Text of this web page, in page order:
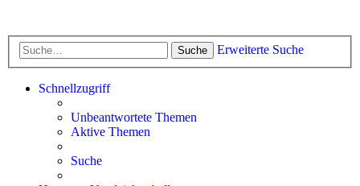
Suche Erweiterte Suche
Schnellzugriff
Unbeantwortete Themen
Aktive Themen
Suche